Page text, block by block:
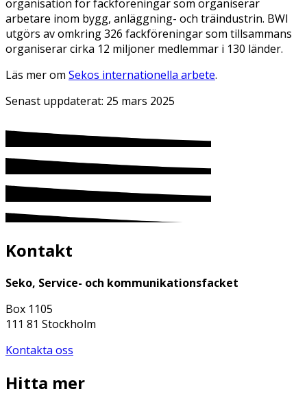
organisation för fackföreningar som organiserar
arbetare inom bygg, anläggning- och träindustrin. BWI
utgörs av omkring 326 fackföreningar som tillsammans
organiserar cirka 12 miljoner medlemmar i 130 länder.
Läs mer om Sekos internationella arbete.
Senast uppdaterat: 25 mars 2025
Kontakt
Seko, Service- och kommunikationsfacket
Box 1105
111 81 Stockholm
Kontakta oss
Hitta mer